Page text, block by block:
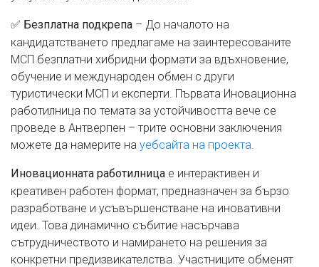
✅ Безплатна подкрепа – До началото на
кандидатстването предлагаме на заинтересованите
МСП безплатни хибридни формати за вдъхновение,
обучение и международен обмен с други
туристически МСП и експерти. Първата Иновационна
работилница по темата за устойчивостта вече се
проведе в Антверпен – трите основни заключения
можете да намерите на уебсайта на проекта
Иновационната работилница е интерактивен и
креативен работен формат, предназначен за бързо
разработване и усъвършенстване на иновативни
идеи. Това динамично събитие насърчава
сътрудничеството и намирането на решения за
конкретни предизвикателства. Участниците обменят